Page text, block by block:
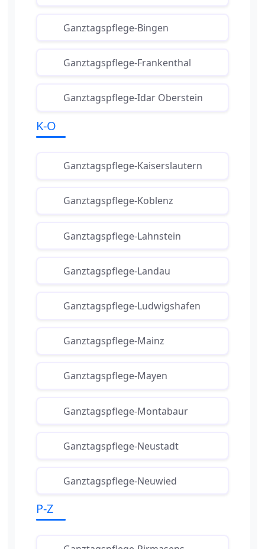
Ganztagspflege-Bingen
Ganztagspflege-Frankenthal
Ganztagspflege-Idar Oberstein
K-O
Ganztagspflege-Kaiserslautern
Ganztagspflege-Koblenz
Ganztagspflege-Lahnstein
Ganztagspflege-Landau
Ganztagspflege-Ludwigshafen
Ganztagspflege-Mainz
Ganztagspflege-Mayen
Ganztagspflege-Montabaur
Ganztagspflege-Neustadt
Ganztagspflege-Neuwied
P-Z